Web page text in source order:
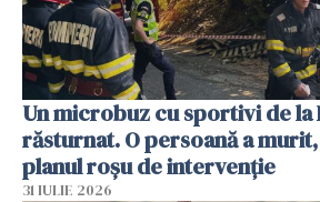
Un microbuz cu sportivi de la
răsturnat. O persoană a
planul roșu de intervenție
31 IULIE 2026